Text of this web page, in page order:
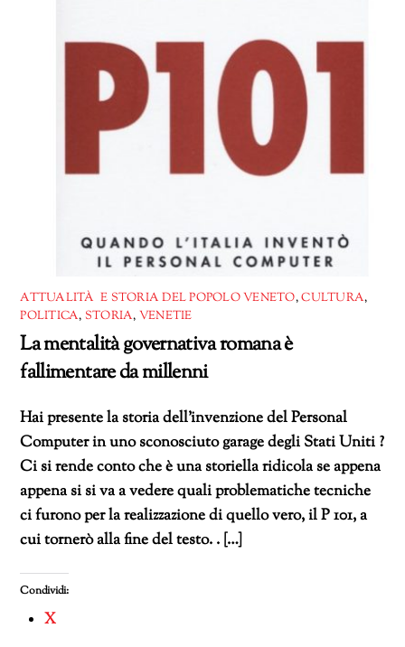
ATTUALITÀ E STORIA DEL POPOLO VENETO,CULTURA,
POLITICA, STORIA, VENETIE
La mentalità governativa romana è
fallimentare da millenni
Hai presente la storia dell’invenzione del Personal
Computer in uno sconosciuto garage degli Stati Uniti ?
Ci si rende conto che è una storiella ridicola se appena
appena si si va a vedere quali problematiche tecniche
ci furono per la realizzazione di quello vero, il P 101, a
cui tornerò alla fine del testo. . […]
Condividi:
X